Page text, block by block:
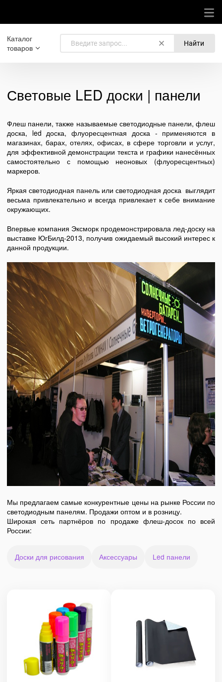
Каталог
товаров
Найти
Световые LED доски | панели
Флеш панели, также называемые светодиодные панели, флеш
доска, led доска, флуоресцентная доска - применяются в
магазинах, барах, отелях, офисах, в сфере торговли и услуг,
для эффективной демонстрации текста и графики нанесённых
самостоятельно с помощью неоновых (флуоресцентных)
маркеров.
Яркая светодиодная панель или светодиодная доска выглядит
весьма привлекательно и всегда привлекает к себе внимание
окружающих.
Впервые компания Эксморк продемонстрировала лед-доску на
выставке ЮгБилд-2013, получив ожидаемый высокий интерес к
данной продукции.
Мы предлагаем самые конкурентные цены на рынке России по
светодиодным панелям. Продажи оптом и в розницу.
Широкая сеть партнёров по продаже флеш-досок по всей
России:
Доски для рисования Аксессуары Led панели